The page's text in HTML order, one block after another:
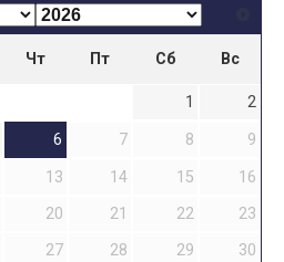
Чт Пт Сб Вс
1
2
6 7 8
9
13 14 15
16
20 21 22
23
27 28 29
30